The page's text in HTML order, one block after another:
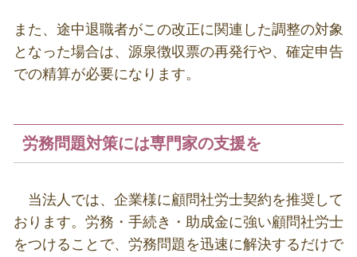
また、途中退職者がこの改正に関連した調整の対象
となった場合は、源泉徴収票の再発行や、確定申告
での精算が必要になります。
労務問題対策には専門家の支援を
当法人では、企業様に顧問社労士契約を推奨して
おります。労務・手続き・助成金に強い顧問社労士
をつけることで、労務問題を迅速に解決するだけで